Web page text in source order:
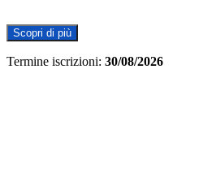
Scopri di più
Termine iscrizioni: 30/08/2026